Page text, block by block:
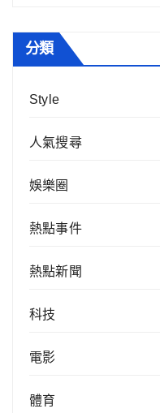
分類
Style
人氣搜尋
娛樂圈
熱點事件
熱點新聞
科技
電影
體育